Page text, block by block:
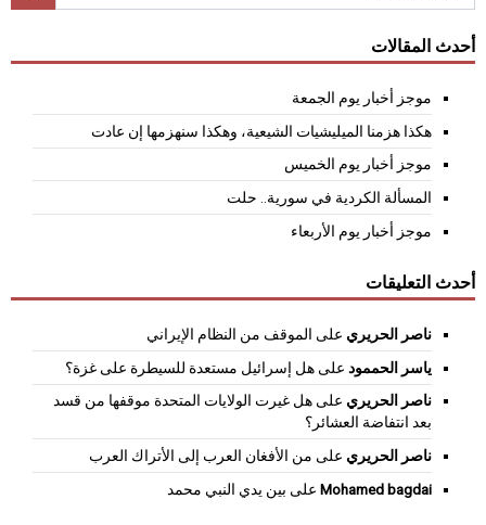
أحدث المقالات
موجز أخبار يوم الجمعة
هكذا هزمنا الميليشيات الشيعية، وهكذا سنهزمها إن عادت
موجز أخبار يوم الخميس
المسألة الكردية في سورية.. حلت
موجز أخبار يوم الأربعاء
أحدث التعليقات
ناصر الحريري على الموقف من النظام الإيراني
ياسر الحممود على هل إسرائيل مستعدة للسيطرة على غزة؟
ناصر الحريري على هل غيرت الولايات المتحدة موقفها من قسد
بعد انتفاضة العشائر؟
ناصر الحريري على من الأفغان العرب إلى الأتراك العرب
Mohamed bagdai على بين يدي النبي محمد